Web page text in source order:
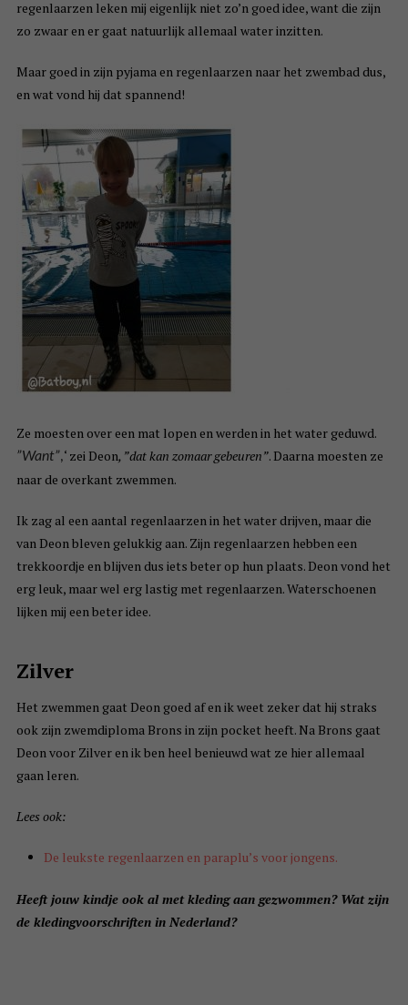
regenlaarzen leken mij eigenlijk niet zo’n goed idee, want die zijn
zo zwaar en er gaat natuurlijk allemaal water inzitten.
Maar goed in zijn pyjama en regenlaarzen naar het zwembad dus,
en wat vond hij dat spannend!
Ze moesten over een mat lopen en werden in het water geduwd.
”Want”,‘ zei Deon, ”dat kan zomaar gebeuren”. Daarna moesten ze
naar de overkant zwemmen.
Ik zag al een aantal regenlaarzen in het water drijven, maar die
van Deon bleven gelukkig aan. Zijn regenlaarzen hebben een
trekkoordje en blijven dus iets beter op hun plaats. Deon vond het
erg leuk, maar wel erg lastig met regenlaarzen. Waterschoenen
lijken mij een beter idee.
Zilver
Het zwemmen gaat Deon goed af en ik weet zeker dat hij straks
ook zijn zwemdiploma Brons in zijn pocket heeft. Na Brons gaat
Deon voor Zilver en ik ben heel benieuwd wat ze hier allemaal
gaan leren.
Lees ook:
De leukste regenlaarzen en paraplu’s voor jongens.
Heeft jouw kindje ook al met kleding aan gezwommen? Wat zijn
de kledingvoorschriften in Nederland?